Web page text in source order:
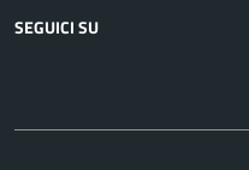
SEGUICI SU